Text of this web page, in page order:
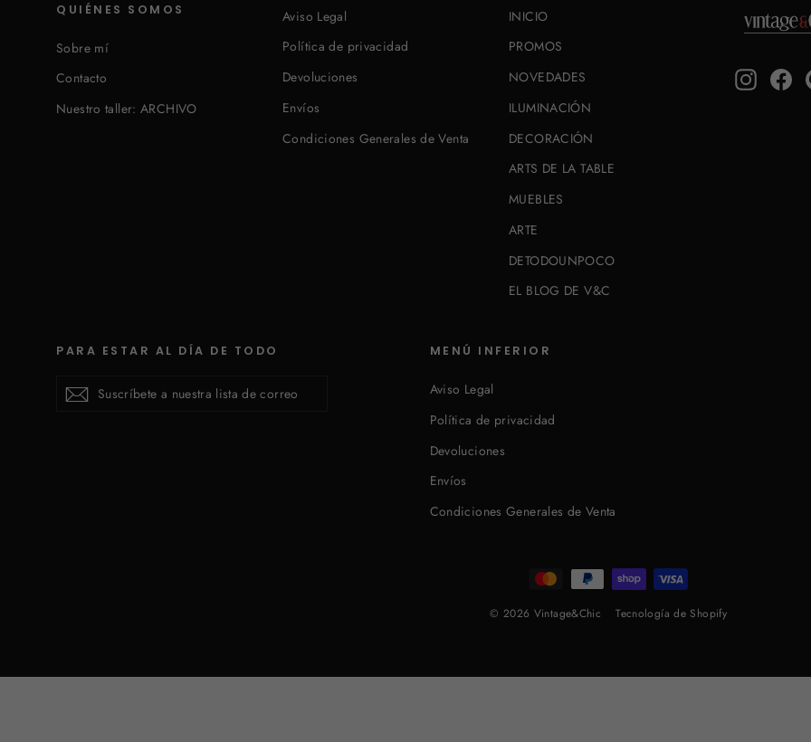
QUIÉNES SOMOS
Sobre mí
Contacto
Nuestro taller: ARCHIVO
Aviso Legal
Política de privacidad
Devoluciones
Envíos
Condiciones Generales de Venta
INICIO
PROMOS
NOVEDADES
ILUMINACIÓN
DECORACIÓN
ARTS DE LA TABLE
MUEBLES
ARTE
DETODOUNPOCO
EL BLOG DE V&C
PARA ESTAR AL DÍA DE TODO
Suscribirse
MENÚ INFERIOR
Aviso Legal
Política de privacidad
Devoluciones
Envíos
Condiciones Generales de Venta
© 2026 Vintage&Chic Tecnología de Shopify